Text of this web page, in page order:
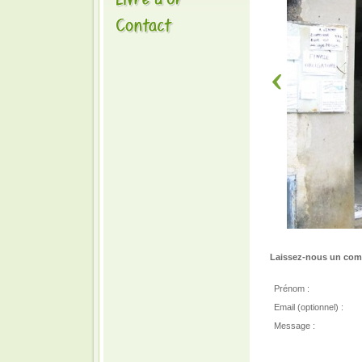
Laissez-nous un
Prénom :
Email (optionnel) :
Message :